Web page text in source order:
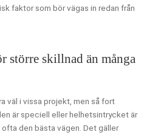
faktor som bör vägas in redan från
större skillnad än många
väl i vissa projekt, men så fort
är speciell eller helhetsintrycket är
den bästa vägen. Det gäller